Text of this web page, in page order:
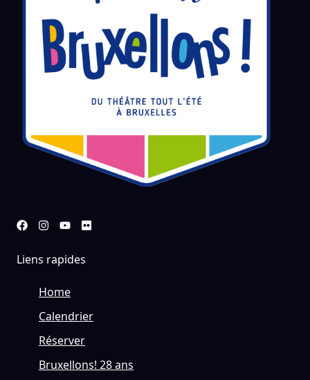
Liens rapides
Home
Calendrier
Réserver
Bruxellons! 28 ans